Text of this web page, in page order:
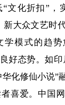
文化折扣”，
新大众文艺时
学模式的趋
好态势。如
华化修仙小说”
喜爱。中国